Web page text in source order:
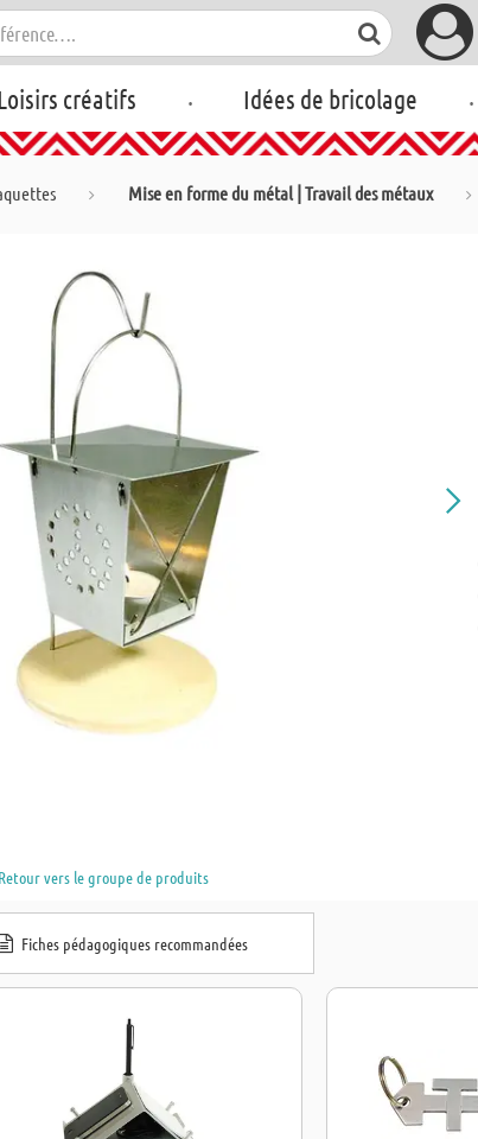
créatifs . Idées de bricolage .
Mise en forme du métal | Travail des métaux
Retour vers le groupe de produits
Fiches pédagogiques recommandées